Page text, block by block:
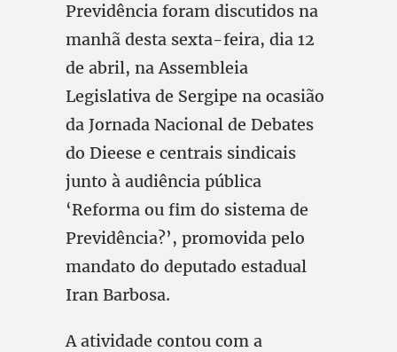
Previdência foram discutidos na
manhã desta sexta-feira, dia 12
de abril, na Assembleia
Legislativa de Sergipe na ocasião
da Jornada Nacional de Debates
do Dieese e centrais sindicais
junto à audiência pública
‘Reforma ou fim do sistema de
Previdência?’, promovida pelo
mandato do deputado estadual
Iran Barbosa.
A atividade contou com a